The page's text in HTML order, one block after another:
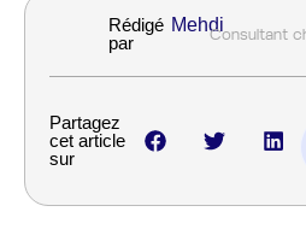
Rédigé
par
MehdiConsultant
Partagez
cet article
sur